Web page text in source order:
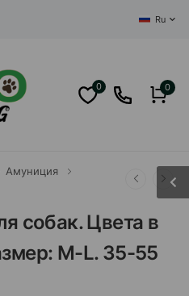
Ru
0 0
Амуниция
собак. Цвета в
M-L. 35-55